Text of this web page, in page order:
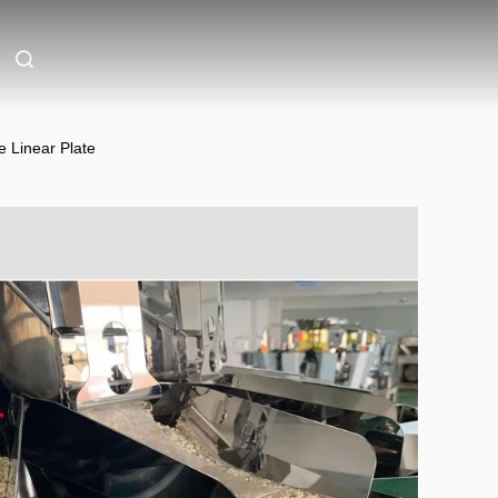
Linear Plate